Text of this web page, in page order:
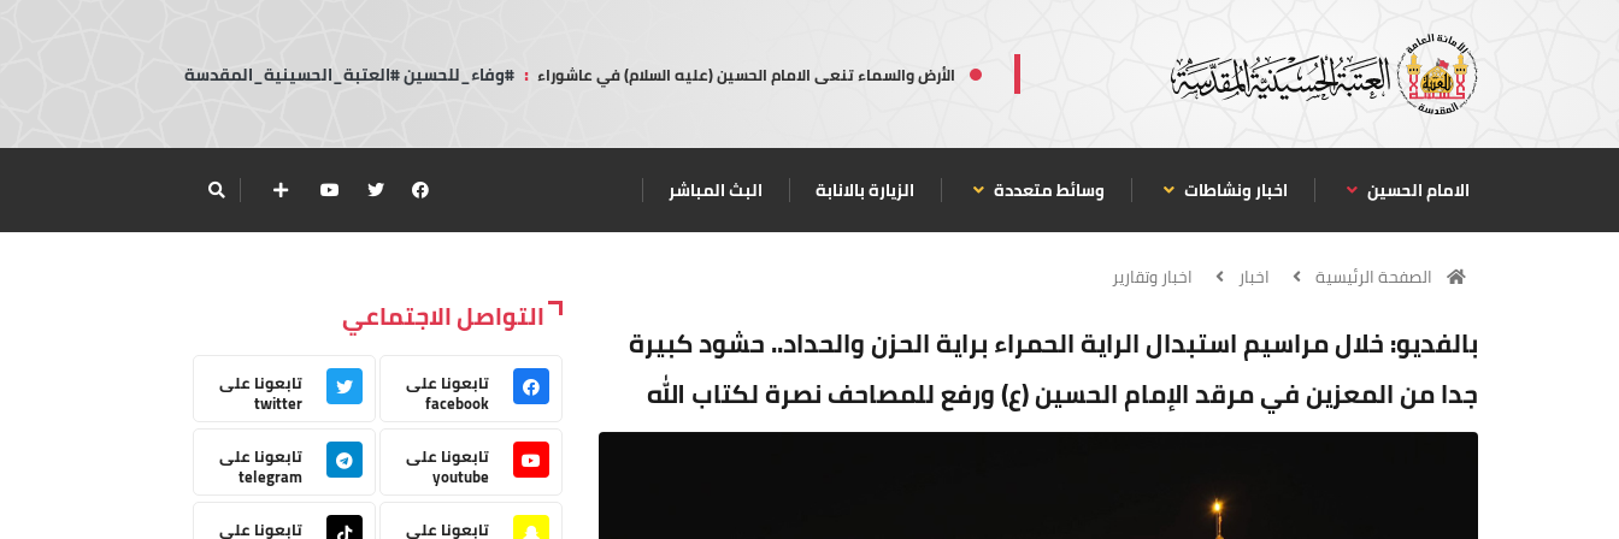
الأرض والسماء تنعى الامام الحسين (عليه السلام) في عاشوراء : #وفاء_للحسين #العتبة_الحسينية_المقدسة
الامام الحسين اخبار ونشاطات وسائط متعددة الزيارة بالانابة البث المباشر
الصفحة الرئيسية اخبار اخبار وتقارير
بالفديو: خلال مراسيم استبدال الراية الحمراء براية الحزن والحداد.. حشود كبيرة
جدا من المعزين في مرقد الإمام الحسين (ع) ورفع للمصاحف نصرة لكتاب الله
التواصل الاجتماعي
تابعونا على
facebook
تابعونا على
twitter
تابعونا على
youtube
تابعونا على
telegram
تابعونا على
تابعونا على